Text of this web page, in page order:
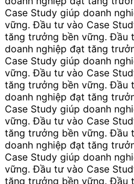
Case Study giúp doanh
vững. Đầu tư vào Case
tăng trưởng bền vững. Đầu
doanh nghiệp đạt tăng
Case Study giúp doanh
vững. Đầu tư vào Case
tăng trưởng bền vững. Đầu
doanh nghiệp đạt tăng
Case Study giúp doanh
vững. Đầu tư vào Case
tăng trưởng bền vững. Đầu
doanh nghiệp đạt tăng
Case Study giúp doanh
vững. Đầu tư vào Case
tăng trưởng bền vững. Đầu